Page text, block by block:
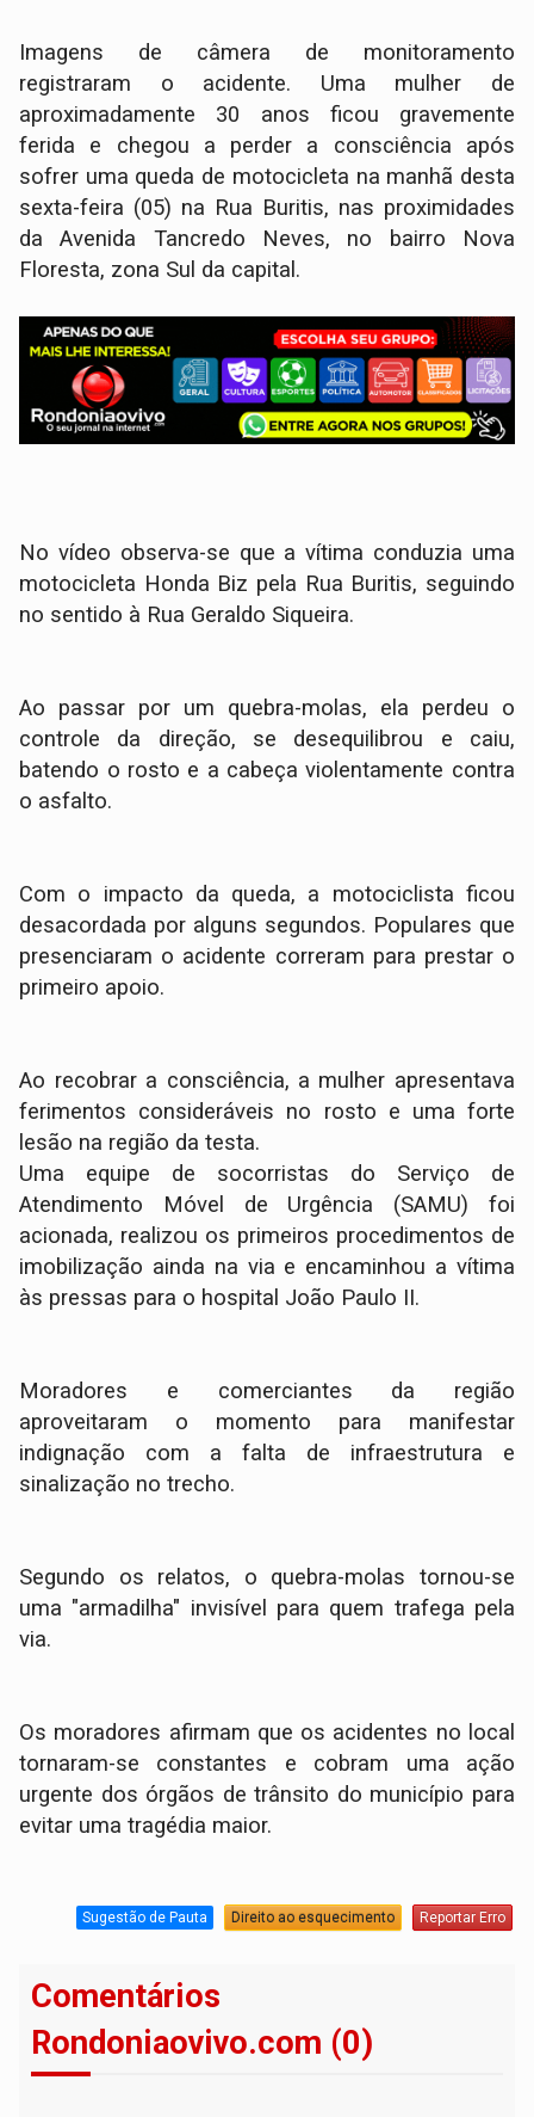
Imagens de câmera de monitoramento
registraram o acidente. Uma mulher de
aproximadamente 30 anos ficou gravemente
ferida e chegou a perder a consciência após
sofrer uma queda de motocicleta na manhã desta
sexta-feira (05) na Rua Buritis, nas proximidades
da Avenida Tancredo Neves, no bairro Nova
Floresta, zona Sul da capital.
​No vídeo observa-se que a vítima conduzia uma
motocicleta Honda Biz pela Rua Buritis, seguindo
no sentido à Rua Geraldo Siqueira.
Ao passar por um quebra-molas, ela perdeu o
controle da direção, se desequilibrou e caiu,
batendo o rosto e a cabeça violentamente contra
o asfalto.
​Com o impacto da queda, a motociclista ficou
desacordada por alguns segundos. Populares que
presenciaram o acidente correram para prestar o
primeiro apoio.
Ao recobrar a consciência, a mulher apresentava
ferimentos consideráveis no rosto e uma forte
lesão na região da testa.
​Uma equipe de socorristas do Serviço de
Atendimento Móvel de Urgência (SAMU) foi
acionada, realizou os primeiros procedimentos de
imobilização ainda na via e encaminhou a vítima
às pressas para o hospital João Paulo II.
​Moradores e comerciantes da região
aproveitaram o momento para manifestar
indignação com a falta de infraestrutura e
sinalização no trecho.
Segundo os relatos, o quebra-molas tornou-se
uma "armadilha" invisível para quem trafega pela
via.
Os moradores afirmam que os acidentes no local
tornaram-se constantes e cobram uma ação
urgente dos órgãos de trânsito do município para
evitar uma tragédia maior.
Sugestão de Pauta Direito ao esquecimento Reportar Erro
Comentários
Rondoniaovivo.com (0)